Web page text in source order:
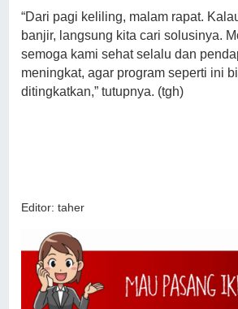
“Dari pagi keliling, malam rapat.
banjir, langsung kita cari solusinya.
semoga kami sehat selalu dan
meningkat, agar program seperti ini
ditingkatkan,” tutupnya. (tgh)
Editor: taher